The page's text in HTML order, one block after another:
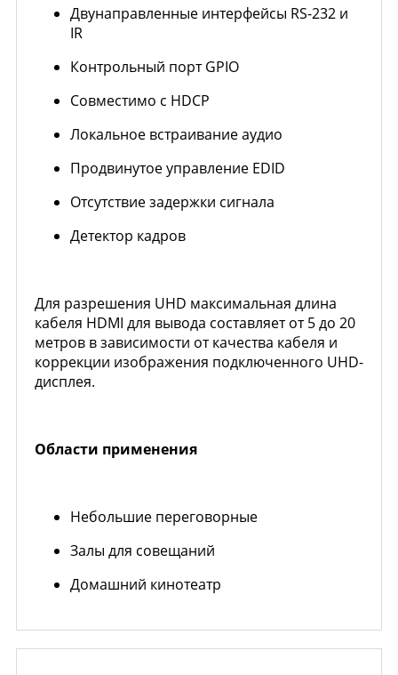
Двунаправленные интерфейсы RS-232 и
IR
Контрольный порт GPIO
Совместимо с HDCP
Локальное встраивание аудио
Продвинутое управление EDID
Отсутствие задержки сигнала
Детектор кадров
Для разрешения UHD максимальная длина
кабеля HDMI для вывода составляет от 5 до 20
метров в зависимости от качества кабеля и
коррекции изображения подключенного UHD-
дисплея.
Области применения
Небольшие переговорные
Залы для совещаний
Домашний кинотеатр